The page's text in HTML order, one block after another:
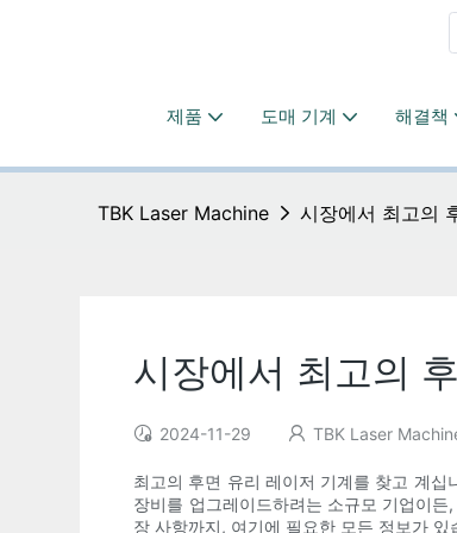
제품 도매 기계 해결책
TBK Laser Machine 시장에서 최고의
시장에서 최고의
2024-11-29 TBK Laser
최고의 후면 유리 레이저 기계를 찾고 계
장비를 업그레이드하려는 소규모 기업이
장 사항까지, 여기에 필요한 모든 정보가